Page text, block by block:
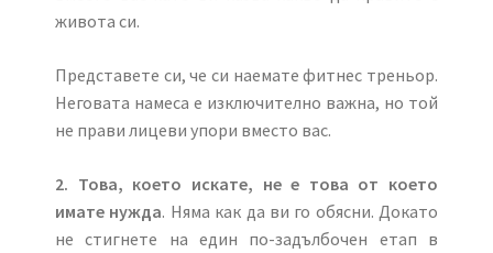
живота си.
Представете си, че си наемате фитнес треньор.
Неговата намеса е изключително важна, но той
не прави лицеви упори вместо вас.
2. Това, което искате, не е това от което
имате нужда. Няма как да ви го обясни. Докато
не стигнете на един по-задълбочен етап в